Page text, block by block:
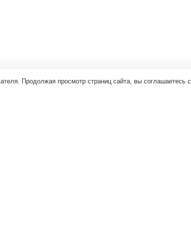
Продолжая просмотр страниц сайта, вы соглашаетесь с